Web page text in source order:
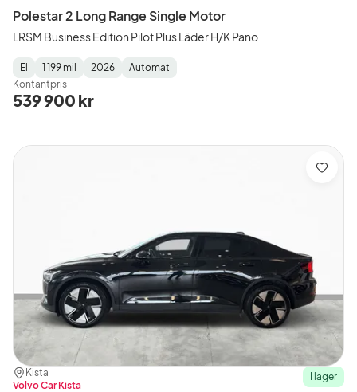
Polestar 2 Long Range Single Motor
LRSM Business Edition Pilot Plus Läder H/K Pano
Fuel
Type:
El
Mätarställning:
1 199 mil
Model
Year:
2026
Gearbox
Type:
Automat
Kontantpris
539 900 kr
Plats:
Kista
Återförsäljare:
Volvo Car Kista
I lager
Spara